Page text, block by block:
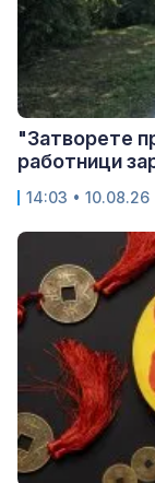
"Затворете
работници
14:03 • 10.08.26